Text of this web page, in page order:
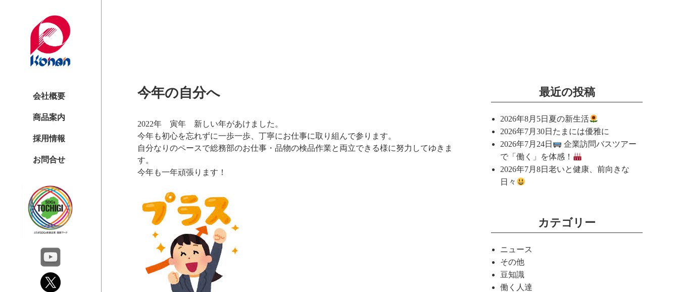
会社概要
商品案内
採用情報
お問合せ
今年の自分へ
2022年 寅年 新しい年があけました。
今年も初心を忘れずに一歩一歩、丁寧にお仕事に取り組んで参ります。
自分なりのペースで総務部のお仕事・品物の検品作業と両立できる様に努力してゆきま
す。
今年も一年頑張ります！
最近の投稿
2026年8月5日 夏の新生活
2026年7月30日 たまには優雅に
2026年7月24日
企業訪問バスツアー
で「働く」を体感！
2026年7月8日 老いと健康、前向きな
日々
カテゴリー
ニュース
その他
豆知識
働く人達